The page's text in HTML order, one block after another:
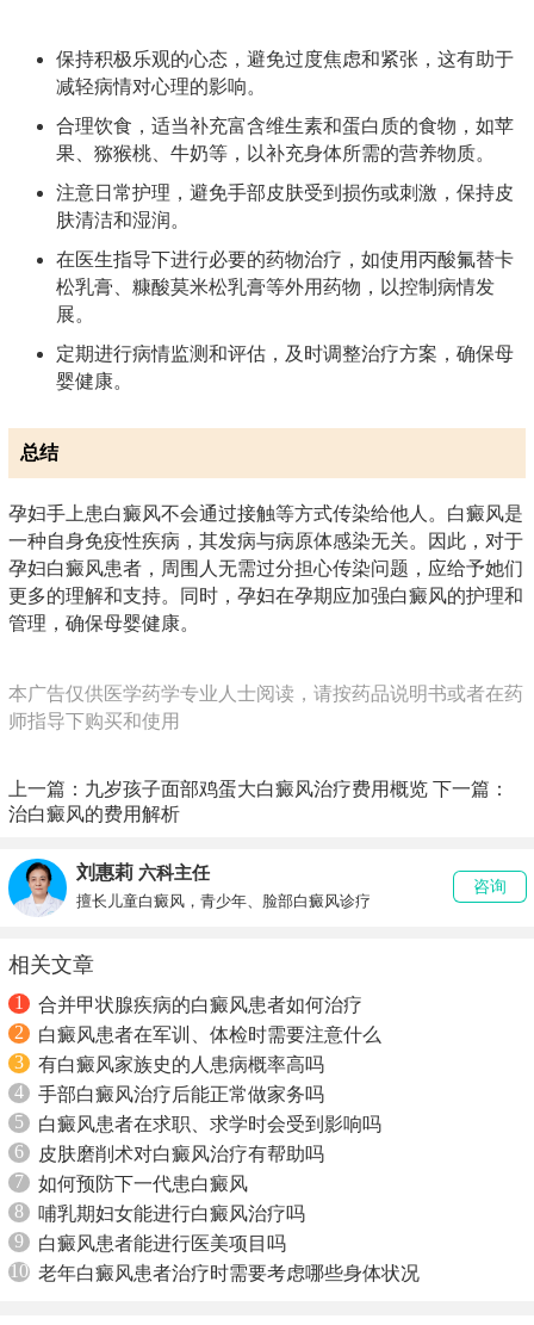
保持积极乐观的心态，避免过度焦虑和紧张，这有助于
减轻病情对心理的影响。
合理饮食，适当补充富含维生素和蛋白质的食物，如苹
果、猕猴桃、牛奶等，以补充身体所需的营养物质。
注意日常护理，避免手部皮肤受到损伤或刺激，保持皮
肤清洁和湿润。
在医生指导下进行必要的药物治疗，如使用丙酸氟替卡
松乳膏、糠酸莫米松乳膏等外用药物，以控制病情发
展。
定期进行病情监测和评估，及时调整治疗方案，确保母
婴健康。
总结
孕妇手上患白癜风不会通过接触等方式传染给他人。白癜风是
一种自身免疫性疾病，其发病与病原体感染无关。因此，对于
孕妇白癜风患者，周围人无需过分担心传染问题，应给予她们
更多的理解和支持。同时，孕妇在孕期应加强白癜风的护理和
管理，确保母婴健康。
本广告仅供医学药学专业人士阅读，请按药品说明书或者在药
师指导下购买和使用
上一篇： 九岁孩子面部鸡蛋大白癜风治疗费用概览 下一篇：
治白癜风的费用解析
刘惠莉 六科主任
擅长儿童白癜风，青少年、脸部白癜风诊疗
咨询
相关文章
1
合并甲状腺疾病的白癜风患者如何治疗
2
白癜风患者在军训、体检时需要注意什么
3
有白癜风家族史的人患病概率高吗
4
手部白癜风治疗后能正常做家务吗
5
白癜风患者在求职、求学时会受到影响吗
6
皮肤磨削术对白癜风治疗有帮助吗
7
如何预防下一代患白癜风
8
哺乳期妇女能进行白癜风治疗吗
9
白癜风患者能进行医美项目吗
10 老年白癜风患者治疗时需要考虑哪些身体状况